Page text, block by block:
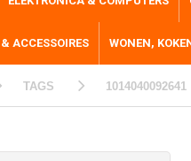
ACCESSOIRES WONEN,
TAGS 1014040092641